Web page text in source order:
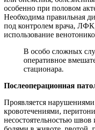
особенно при половом
Необходима правильная
под контролем врача,
использование
В особо сложных
оперативное
стационара.
Послеоперационная
Проявляется
кровотечениями,
несостоятельностью